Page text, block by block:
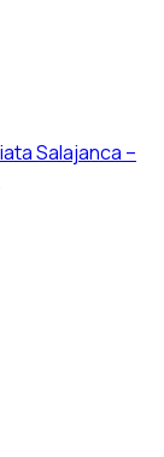
Salajanca –